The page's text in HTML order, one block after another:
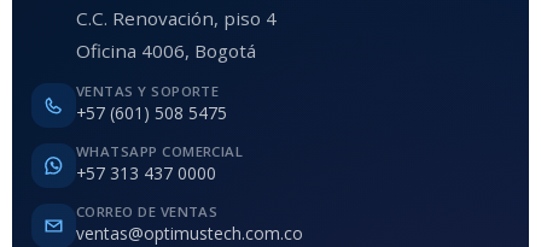
C.C. Renovación, piso 4
Oficina 4006, Bogotá
VENTAS Y SOPORTE
+57 (601) 508 5475
WHATSAPP COMERCIAL
+57 313 437 0000
CORREO DE VENTAS
ventas@optimustech.com.co